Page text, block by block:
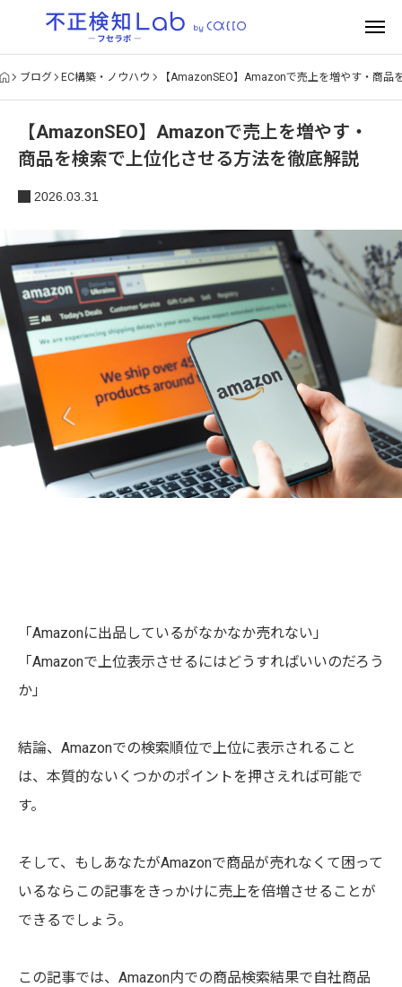
ブログ EC構築・ノウハウ 【AmazonSEO】Amazonで売上を増やす・商品
【AmazonSEO】Amazonで売上を増やす・
商品を検索で上位化させる方法を徹底解説
2026.03.31
「Amazonに出品しているがなかなか売れない」
「Amazonで上位表示させるにはどうすればいいのだろう
か」
結論、Amazonでの検索順位で上位に表示されること
は、本質的ないくつかのポイントを押さえれば可能で
す。
そして、もしあなたがAmazonで商品が売れなくて困って
いるならこの記事をきっかけに売上を倍増させることが
できるでしょう。
この記事では、Amazon内での商品検索結果で自社商品